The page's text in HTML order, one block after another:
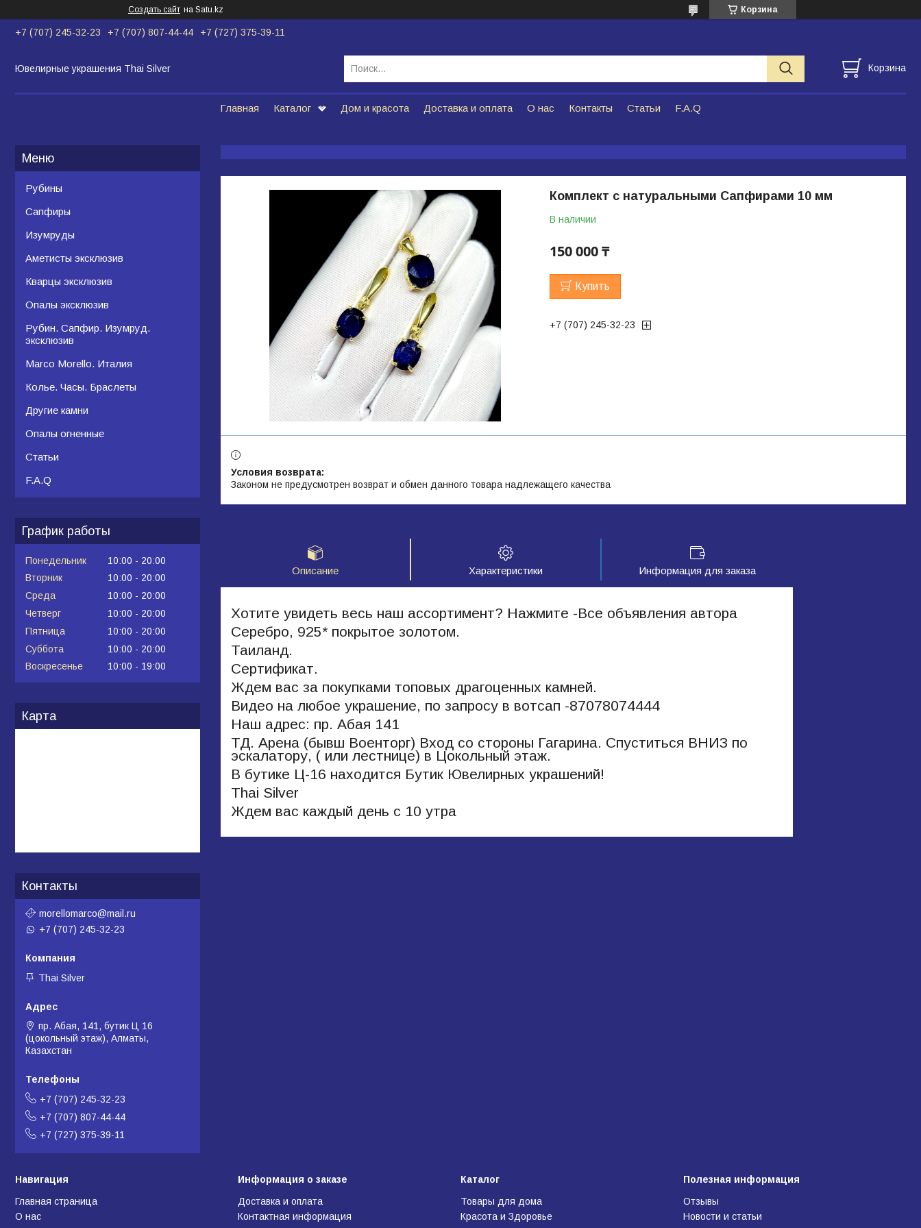
Создать сайт на Satu.kz Корзина
+7 (707) 245-32-23 +7 (707) 807-44-44 +7 (727) 375-39-11
Ювелирные украшения Thai Silver Корзина
Главная Каталог Дом и красота Доставка и оплата О нас Контакты Статьи F.A.Q
Комплект с натуральными Сапфирами 10 мм
В наличии
150 000 ₸
Купить
+7 (707) 245-32-23
Законом не предусмотрен возврат и обмен данного товара надлежащего качества
Описание Характеристики Информация для заказа
Хотите увидеть весь наш ассортимент? Нажмите -Все объявления автора
Серебро, 925* покрытое золотом.
Таиланд.
Сертификат.
Ждем вас за покупками топовых драгоценных камней.
Видео на любое украшение, по запросу в вотсап -87078074444
Наш адрес: пр. Абая 141
ТД. Арена (бывш Военторг) Вход со стороны Гагарина. Спуститься ВНИЗ по
эскалатору, ( или лестнице) в Цокольный этаж.
В бутике Ц-16 находится Бутик Ювелирных украшений!
Thai Silver
Ждем вас каждый день с 10 утра
Рубины
Сапфиры
Изумруды
Аметисты эксклюзив
Кварцы эксклюзив
Опалы эксклюзив
Рубин. Сапфир. Изумруд.
эксклюзив
Marco Morello. Италия
Колье. Часы. Браслеты
Другие камни
Опалы огненные
Статьи
F.A.Q
График работы
Понедельник 10:00
20:00
Вторник
10:00
20:00
Среда
10:00
20:00
Четверг
10:00
20:00
Пятница
10:00
20:00
Суббота
10:00
20:00
Воскресенье
10:00 19:00
Карта
Контакты
morellomarco@mail.ru
+7 (707) 245-32-23
Thai Silver
пр. Абая, 141, бутик Ц 16
(цокольный этаж), Алматы,
Казахстан
+7 (707) 245-32-23
+7 (707) 807-44-44
+7 (727) 375-39-11
Навигация
Главная страница
О нас
Информация о заказе
Доставка и оплата
Контактная информация
Каталог
Товары для дома
Красота и Здоровье
Полезная информация
Отзывы
Новости и статьи